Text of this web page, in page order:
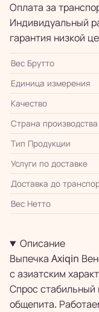
Оплата за
Индивидуальный
гарантия низкой
Вес Брутто
Единица измерения
Качество
Страна производства
Тип Продукции
Услуги по доставке
Доставка до
Вес Нетто
Описание
Выпечка Axiqin
с азиатским
Спрос стабильный
общепита.